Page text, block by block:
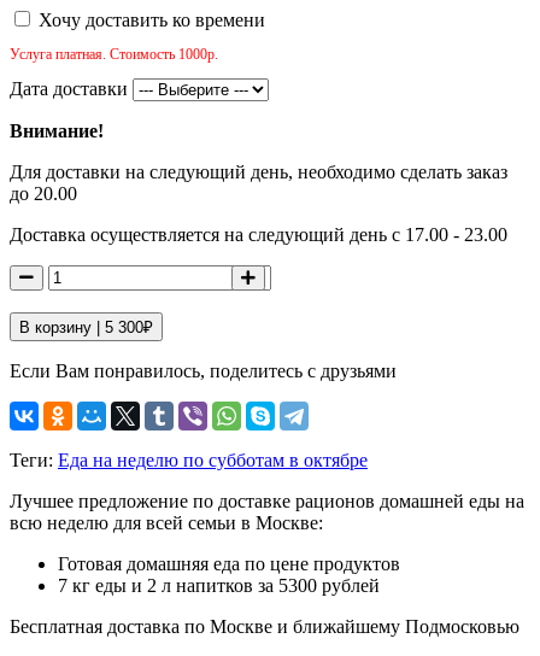
Хочу доставить ко времени
Услуга платная. Стоимость 1000р.
Дата доставки
Внимание!
Для доставки на следующий день, необходимо сделать заказ
до 20.00
Доставка осуществляется на следующий день с 17.00 - 23.00
В корзину | 5 300₽
Если Вам понравилось, поделитесь с друзьями
Теги: Еда на неделю по субботам в октябре
Лучшее предложение по доставке рационов домашней еды на
всю неделю для всей семьи в Москве:
Готовая домашняя еда по цене продуктов
7 кг еды и 2 л напитков за 5300 рублей
Бесплатная доставка по Москве и ближайшему Подмосковью